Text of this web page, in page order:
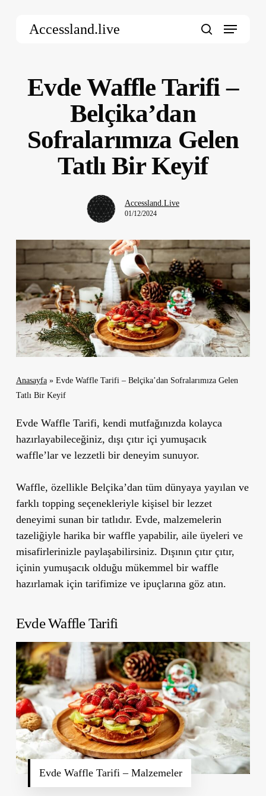
Accessland.live Menu
Evde Waffle Tarifi –
Belçika’dan
Sofralarımıza Gelen
Tatlı Bir Keyif
Accessland.Live
01/12/2024
Anasayfa» Evde Waffle Tarifi – Belçika’dan Sofralarımıza Gelen
Tatlı Bir Keyif
Evde Waffle Tarifi, kendi mutfağınızda kolayca
hazırlayabileceğiniz, dışı çıtır içi yumuşacık
waffle’lar ve lezzetli bir deneyim sunuyor.
Waffle, özellikle Belçika’dan tüm dünyaya yayılan ve
farklı topping seçenekleriyle kişisel bir lezzet
deneyimi sunan bir tatlıdır. Evde, malzemelerin
tazeliğiyle harika bir waffle yapabilir, aile üyeleri ve
misafirlerinizle paylaşabilirsiniz. Dışının çıtır çıtır,
içinin yumuşacık olduğu mükemmel bir waffle
hazırlamak için tarifimize ve ipuçlarına göz atın.
Evde Waffle Tarifi
Evde Waffle Tarifi – Malzemeler